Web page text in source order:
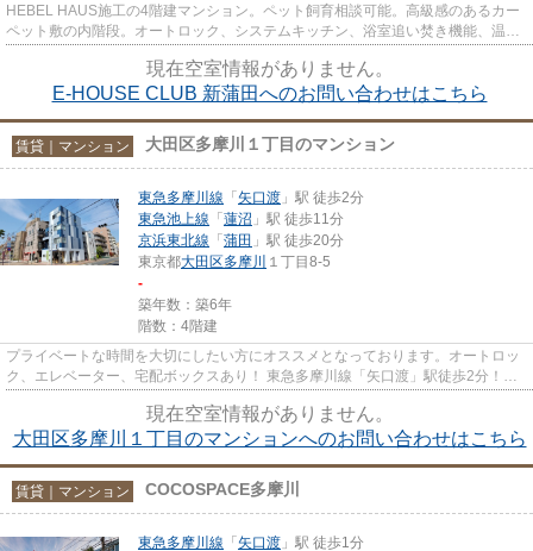
HEBEL HAUS施工の4階建マンション。ペット飼育相談可能。高級感のあるカー
ペット敷の内階段。オートロック、システムキッチン、浴室追い焚き機能、温水
現在空室情報がありません。
E-HOUSE CLUB 新蒲田へのお問い合わせはこちら
賃貸｜マンション 大田区多摩川１丁目のマンション
東急多摩川線 「 矢口渡 」駅 徒歩2分
東急池上線 「 蓮沼 」駅 徒歩11分
京浜東北線 「 蒲田 」駅 徒歩20分
東京都大田区多摩川 １丁目8-5
-
築年数：築6年
階数：4階建
プライベートな時間を大切にしたい方にオススメとなっております。オートロッ
ク、エレベーター、宅配ボックスあり！ 東急多摩川線「矢口渡」駅徒歩2分！事
現在空室情報がありません。
大田区多摩川１丁目のマンションへのお問い合わせはこちら
賃貸｜マンション COCOSPACE多摩川
東急多摩川線 「 矢口渡 」駅 徒歩1分